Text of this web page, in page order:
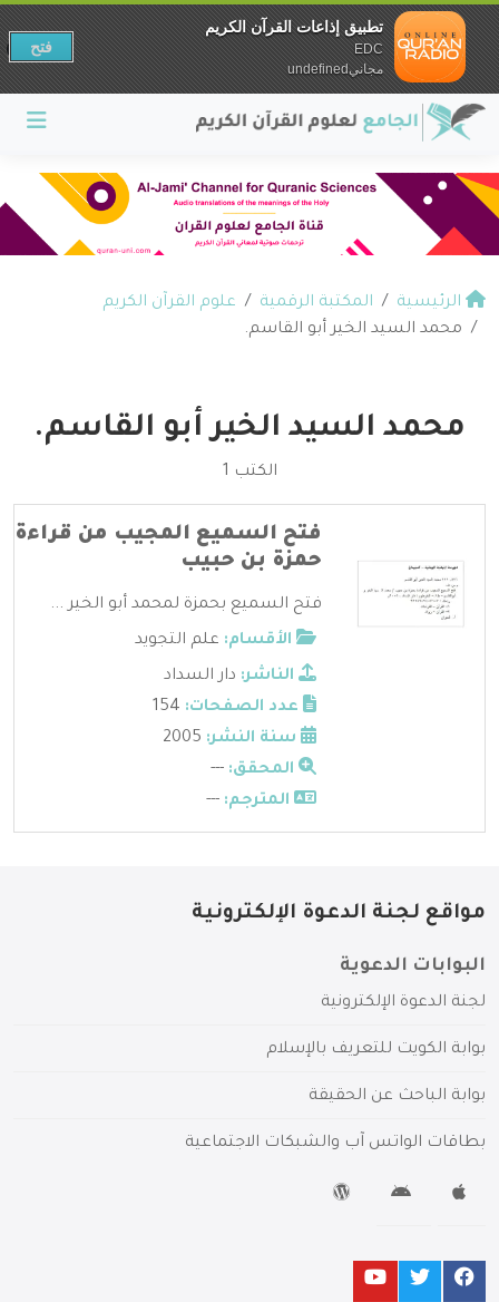
الرئيسية المكتبة الرقمية
علوم القرآن الكريم
محمد السيد الخير أبو القاسم.
محمد السيد الخير أبو القاسم.
الكتب 1
فتح السميع المجيب من قراءة
حمزة بن حبيب
فتح السميع بحمزة لمحمد أبو الخير ...
الأقسام: علم التجويد
الناشر: دار السداد
عدد الصفحات:
سنة النشر:
المحقق: ---
المترجم: ---
مواقع لجنة الدعوة الإلكترونية
البوابات الدعوية
لجنة الدعوة الإلكترونية
بوابة الكويت للتعريف بالإسلام
بوابة الباحث عن الحقيقة
بطاقات الواتس آب والشبكات الاجتماعية
تطبيق إذاعات القرآن الكريم
EDC
مجانيundefined
فتح